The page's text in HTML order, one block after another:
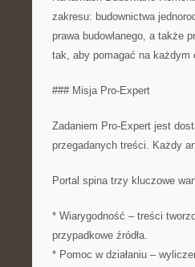
zakresu: budownictwa
prawa budowlanego, a także
tak, aby pomagać na każdym
### Misja Pro-Expert
Zadaniem Pro-Expert jest
przegadanych treści. Każdy
Portal spina trzy kluczowe
* Wiarygodność – treści
przypadkowe źródła.
* Pomoc w działaniu –